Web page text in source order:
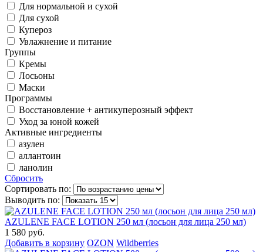
Для нормальной и сухой
Для сухой
Купероз
Увлажнение и питание
Группы
Кремы
Лосьоны
Маски
Программы
Восстановление + антикуперозный эффект
Уход за юной кожей
Активные ингредиенты
азулен
аллантоин
ланолин
Сбросить
Сортировать по:
Выводить по:
AZULENE FACE LOTION 250 мл (лосьон для лица 250 мл)
1 580 руб.
Добавить в корзину OZON Wildberries